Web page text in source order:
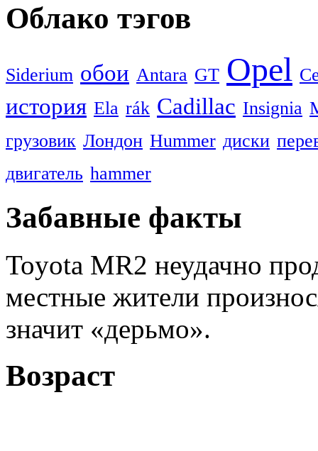
Облако тэгов
Siderium обои Antara GT Opel
история Ela rák Cadillac Insignia
грузовик Лондон Hummer диски
двигатель hammer
Забавные факты
Toyota MR2 неудачно
местные жители
значит «дерьмо».
Возраст